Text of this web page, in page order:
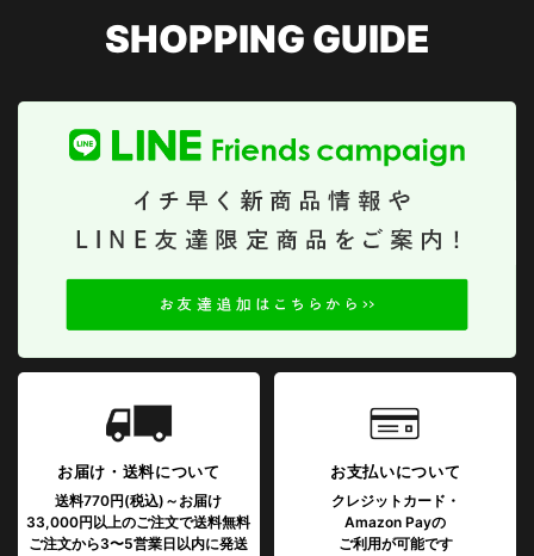
SHOPPING GUIDE
お届け・送料について
送料770円(税込)～お届け
33,000円以上のご注文で送料無料
ご注文から3〜5営業日以内に発送
お支払いについて
クレジットカード・
Amazon Payの
ご利用が可能です